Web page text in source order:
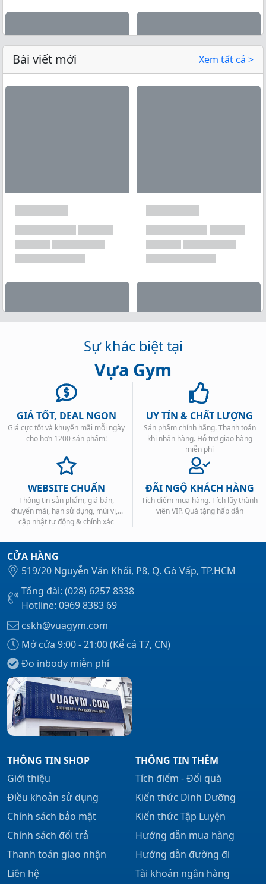
Xem tất cả →
Bài viết mới Xem tất cả >
Xem tất cả →
Sự khác biệt tại
Vựa Gym
GIÁ TỐT, DEAL NGON
Giá cực tốt và khuyến mãi mỗi ngày
cho hơn 1200 sản phẩm!
UY TÍN & CHẤT LƯỢNG
Sản phẩm chính hãng. Thanh toán
khi nhận hàng. Hỗ trợ giao hàng
miễn phí
WEBSITE CHUẨN
Thông tin sản phẩm, giá bán,
khuyến mãi, hạn sử dụng, mùi vị,...
cập nhật tự động & chính xác
ĐÃI NGỘ KHÁCH HÀNG
Tích điểm mua hàng. Tích lũy thành
viên VIP. Quà tặng hấp dẫn
CỬA HÀNG
519/20 Nguyễn Văn Khối, P8, Q. Gò Vấp, TP.HCM
Tổng đài: (028) 6257 8338
Hotline: 0969 8383 69
cskh@vuagym.com
Mở cửa 9:00 - 21:00 (Kể cả T7, CN)
Đo inbody miễn phí
THÔNG TIN SHOP
Giới thiệu
Điều khoản sử dụng
Chính sách bảo mật
Chính sách đổi trả
Thanh toán giao nhận
Liên hệ
THÔNG TIN THÊM
Tích điểm - Đổi quà
Kiến thức Dinh Dưỡng
Kiến thức Tập Luyện
Hướng dẫn mua hàng
Hướng dẫn đường đi
Tài khoản ngân hàng